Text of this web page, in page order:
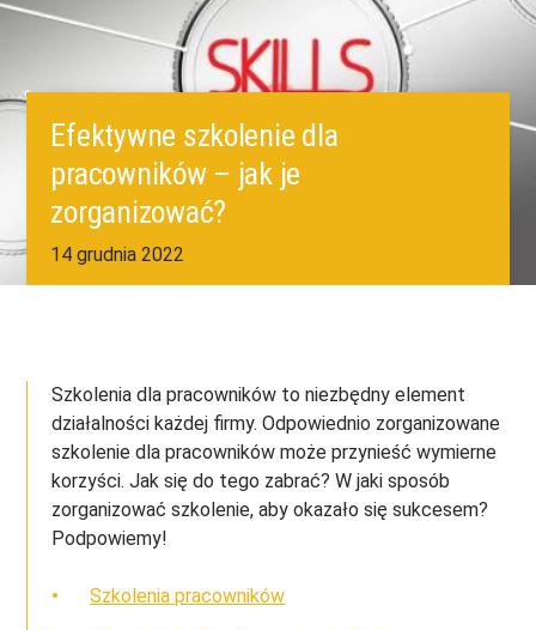
Efektywne szkolenie dla
pracowników – jak je
zorganizować?
14 grudnia 2022
Szkolenia dla pracowników to niezbędny element
działalności każdej firmy. Odpowiednio zorganizowane
szkolenie dla pracowników może przynieść wymierne
korzyści. Jak się do tego zabrać? W jaki sposób
zorganizować szkolenie, aby okazało się sukcesem?
Podpowiemy!
Szkolenia pracowników